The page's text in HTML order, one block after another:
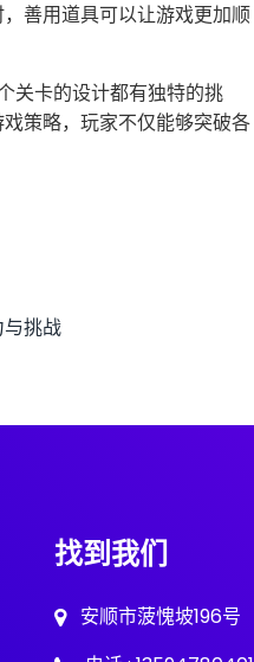
善用道具可以让游戏更加顺
关卡的设计都有独特的挑
策略，玩家不仅能够突破各
挑战
找到我们
安顺市菠愧坡196号